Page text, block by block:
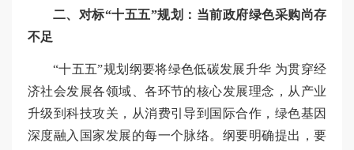
二、对标“十五五”规划：当前政府绿色采购尚存
不足
“十五五”规划纲要将绿色低碳发展升华 为贯穿经
济社会发展各领域、各环节的核心发展理念，从产业
升级到科技攻关，从消费引导到国际合作，绿色基因
深度融入国家发展的每一个脉络。纲要明确提出，要